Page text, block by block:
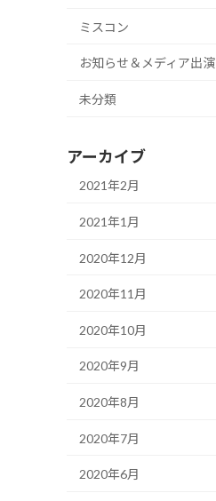
ミスコン
お知らせ＆メディア出演
未分類
アーカイブ
2021年2月
2021年1月
2020年12月
2020年11月
2020年10月
2020年9月
2020年8月
2020年7月
2020年6月